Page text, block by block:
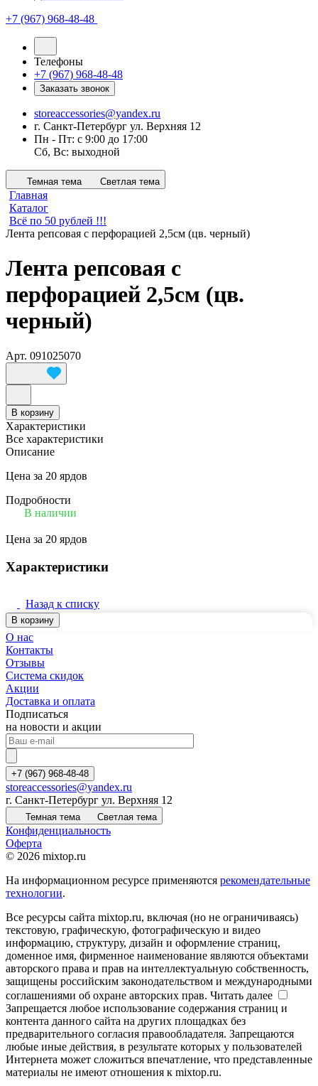
+7 (967) 968-48-48
Телефоны
+7 (967) 968-48-48
Заказать звонок
storeaccessories@yandex.ru
г. Санкт-Петербург ул. Верхняя 12
Пн - Пт: с 9:00 до 17:00
Сб, Вс: выходной
Темная тема Светлая тема
Главная
Каталог
Всё по 50 рублей !!!
Лента репсовая с перфорацией 2,5см (цв. черный)
Лента репсовая с
перфорацией 2,5см (цв.
черный)
Арт. 091025070
В корзину
Характеристики
Все характеристики
Описание
Цена за 20 ярдов
Подробности
В наличии
Цена за 20 ярдов
Характеристики
Назад к списку
В корзину
О нас
Контакты
Отзывы
Система скидок
Акции
Доставка и оплата
Подписаться
на новости и акции
+7 (967) 968-48-48
storeaccessories@yandex.ru
г. Санкт-Петербург ул. Верхняя 12
Темная тема Светлая тема
Конфиденциальность
Оферта
© 2026 mixtop.ru
На информационном ресурсе применяются рекомендательные
технологии.
Все ресурсы сайта mixtop.ru, включая (но не ограничиваясь)
текстовую, графическую, фотографическую и видео
информацию, структуру, дизайн и оформление страниц,
доменное имя, фирменное наименование являются объектами
авторского права и прав на интеллектуальную собственность,
защищены российским законодательством и международными
соглашениями об охране авторских прав. Читать далее
Запрещается любое использование содержания страниц и
контента данного сайта на других площадках без
предварительного согласия правообладателя. Запрещаются
любые иные действия, в результате которых у пользователей
Интернета может сложиться впечатление, что представленные
материалы не имеют отношения к mixtop.ru.